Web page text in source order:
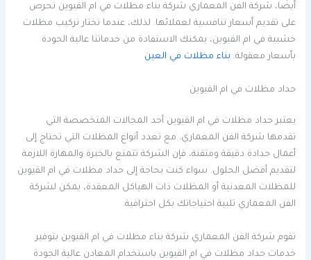
أيضًا، شركة الفن المعماري شركة بناء مظلات في ام القيوين تحرص
على تقديم أسعار تنافسية لعملائها. لذلك، عندما تختار تركيب مظلات
خشبية في ام القيوين، يمكنك الاستفادة من خدماتنا عالية الجودة
بأسعار معقولة. بناء مظلات في العين
حداد مظلات في ام القيوين
يعتبر حداد مظلات في ام القيوين أحد المجالات المتخصصة التي
تقدمها شركة الفن المعماري. مع تعدد أنواع المظلات التي تحتاج إلى
أعمال حدادة دقيقة ومتقنة، فإن الشركة تتمتع بالخبرة والمهارة اللازمة
لتقديم أفضل الحلول. سواء كنت بحاجة إلى حداد مظلات في ام القيوين
للمظلات المعدنية أو المظلات ذات الهياكل المعقدة، يمكن لشركة
الفن المعماري تلبية احتياجاتك بكل احترافية.
تقوم شركة الفن المعماري شركة بناء مظلات في ام القيوين بتوفير
خدمات حداد مظلات في ام القيوين باستخدام المعادن عالية الجودة